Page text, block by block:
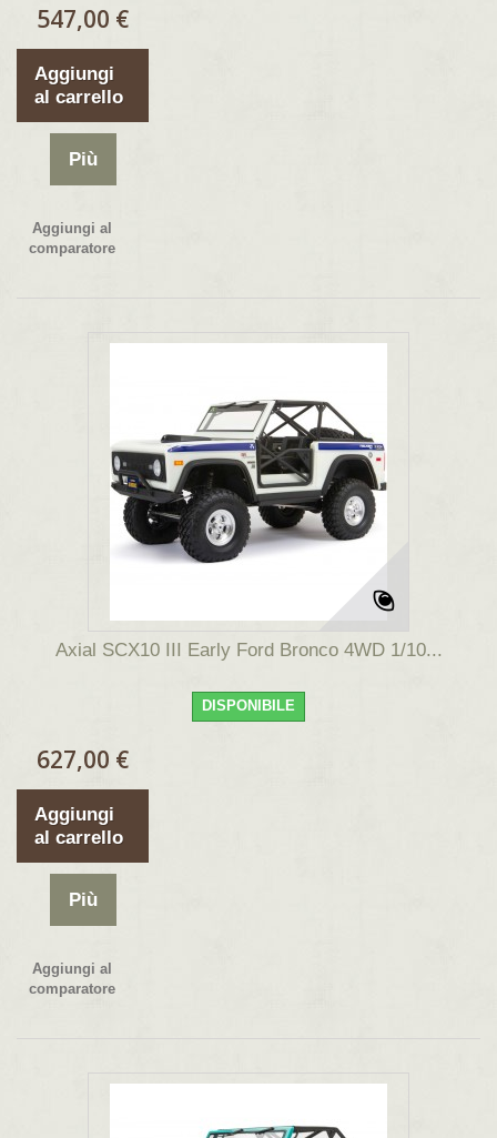
547,00 €
Aggiungi
al carrello
Più
Aggiungi al
comparatore
Axial SCX10 III Early Ford Bronco 4WD 1/10...
DISPONIBILE
627,00 €
Aggiungi
al carrello
Più
Aggiungi al
comparatore